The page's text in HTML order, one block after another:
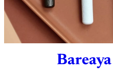
Bareaya